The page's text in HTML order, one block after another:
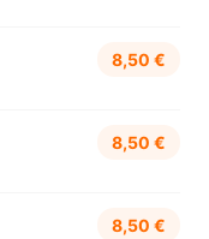
8,50 €
8,50 €
8,50 €